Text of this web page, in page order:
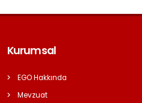
Kurumsal
EGO Hakkında
Mevzuat